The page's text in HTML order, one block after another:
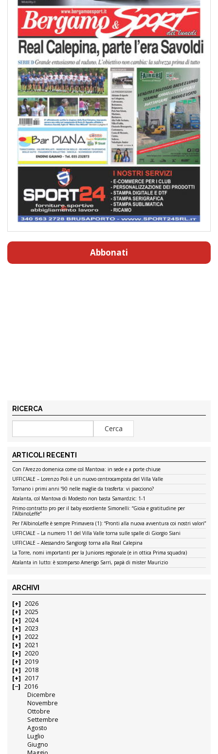
Abbonati
RICERCA
ARTICOLI RECENTI
Con l’Arezzo domenica come col Mantova: in sede e a porte chiuse
UFFICIALE – Lorenzo Poli è un nuovo centrocampista del Villa Valle
Tornano i primi anni ’90 nelle maglie da trasferta: vi piacciono?
Atalanta, col Mantova di Modesto non basta Samardzic: 1-1
Primo contratto pro per il baby esordiente Simonelli: “Gioia e gratitudine per
l’AlbinoLeffe”
Per l’AlbinoLeffe è sempre Primavera (1): “Pronti alla nuova avventura coi nostri valori”
UFFICIALE – La numero 11 del Villa Valle torna sulle spalle di Giorgio Siani
UFFICIALE – Alessandro Sangiorgi torna alla Real Calepina
La Torre, nomi importanti per la Juniores regionale (e in ottica Prima squadra)
Atalanta in lutto: è scomparso Amerigo Sarri, papà di mister Maurizio
ARCHIVI
2026
2025
2024
2023
2022
2021
2020
2019
2018
2017
2016
Dicembre
Novembre
Ottobre
Settembre
Agosto
Luglio
Giugno